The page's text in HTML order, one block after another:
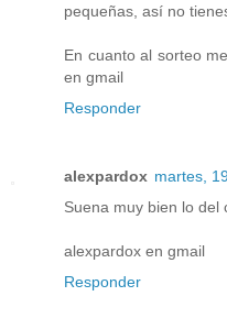
pequeñas, así no
En cuanto al sorteo
en gmail
Responder
alexpardox martes,
Suena muy bien lo del
alexpardox en gmail
Responder